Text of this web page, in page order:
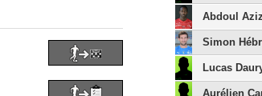
Abdoul
Simon
Lucas
Aurélien